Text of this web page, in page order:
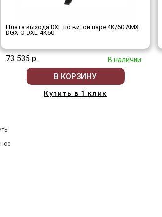
Плата выхода DXL по витой паре 4К/60 AMX
DGX-O-DXL-4K60
73 535 р. В наличии
В КОРЗИНУ
Купить в 1 клик